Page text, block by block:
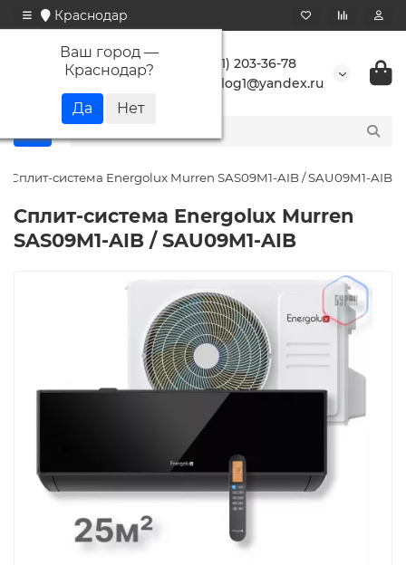
Краснодар
Ваш город —
Краснодар?
+7 (861) 203-36-78
buranlog1@yandex.ru
Сплит-система Energolux Murren SAS09M1-AIB / SAU09M1-AIB
Сплит-система Energolux Murren
SAS09M1-AIB / SAU09M1-AIB